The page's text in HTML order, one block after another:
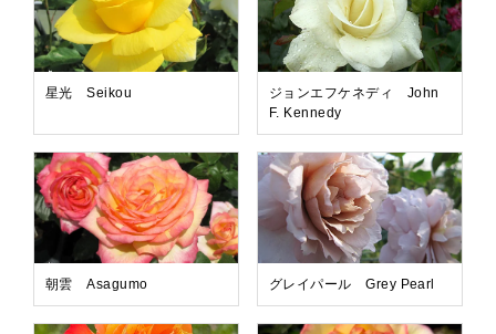
星光 Seikou
ジョンエフケネディ John
F. Kennedy
朝雲 Asagumo グレイパール Grey Pearl